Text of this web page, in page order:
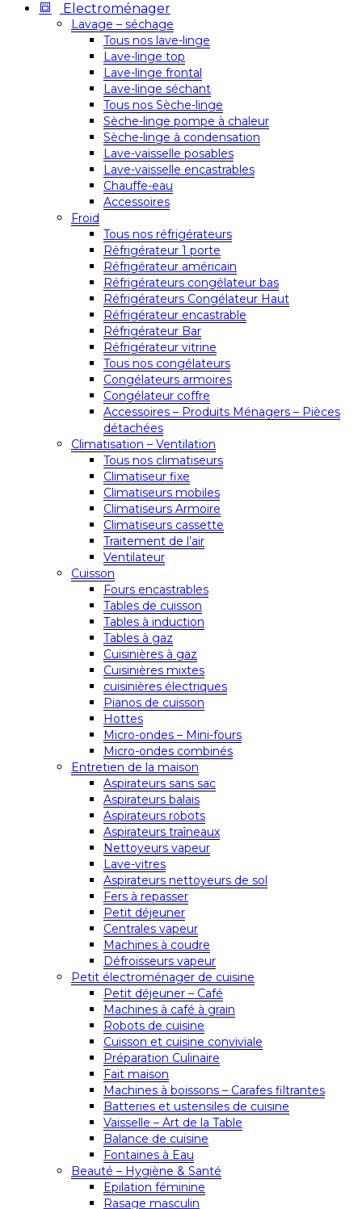
Electroménager
Lavage – séchage
Tous nos lave-linge
Lave-linge top
Lave-linge frontal
Lave-linge séchant
Tous nos Sèche-linge
Sèche-linge pompe à chaleur
Sèche-linge à condensation
Lave-vaisselle posables
Lave-vaisselle encastrables
Chauffe-eau
Accessoires
Froid
Tous nos réfrigérateurs
Réfrigérateur 1 porte
Réfrigérateur américain
Réfrigérateurs congélateur bas
Réfrigérateurs Congélateur Haut
Réfrigérateur encastrable
Réfrigérateur Bar
Réfrigérateur vitrine
Tous nos congélateurs
Congélateurs armoires
Congélateur coffre
Accessoires – Produits Ménagers – Pièces
détachées
Climatisation – Ventilation
Tous nos climatiseurs
Climatiseur fixe
Climatiseurs mobiles
Climatiseurs Armoire
Climatiseurs cassette
Traitement de l’air
Ventilateur
Cuisson
Fours encastrables
Tables de cuisson
Tables à induction
Tables à gaz
Cuisinières à gaz
Cuisinières mixtes
cuisinières électriques
Pianos de cuisson
Hottes
Micro-ondes – Mini-fours
Micro-ondes combinés
Entretien de la maison
Aspirateurs sans sac
Aspirateurs balais
Aspirateurs robots
Aspirateurs traîneaux
Nettoyeurs vapeur
Lave-vitres
Aspirateurs nettoyeurs de sol
Fers à repasser
Petit déjeuner
Centrales vapeur
Machines à coudre
Défroisseurs vapeur
Petit électroménager de cuisine
Petit déjeuner – Café
Machines à café à grain
Robots de cuisine
Cuisson et cuisine conviviale
Préparation Culinaire
Fait maison
Machines à boissons – Carafes filtrantes
Batteries et ustensiles de cuisine
Vaisselle – Art de la Table
Balance de cuisine
Fontaines à Eau
Beauté – Hygiène & Santé
Epilation féminine
Rasage masculin